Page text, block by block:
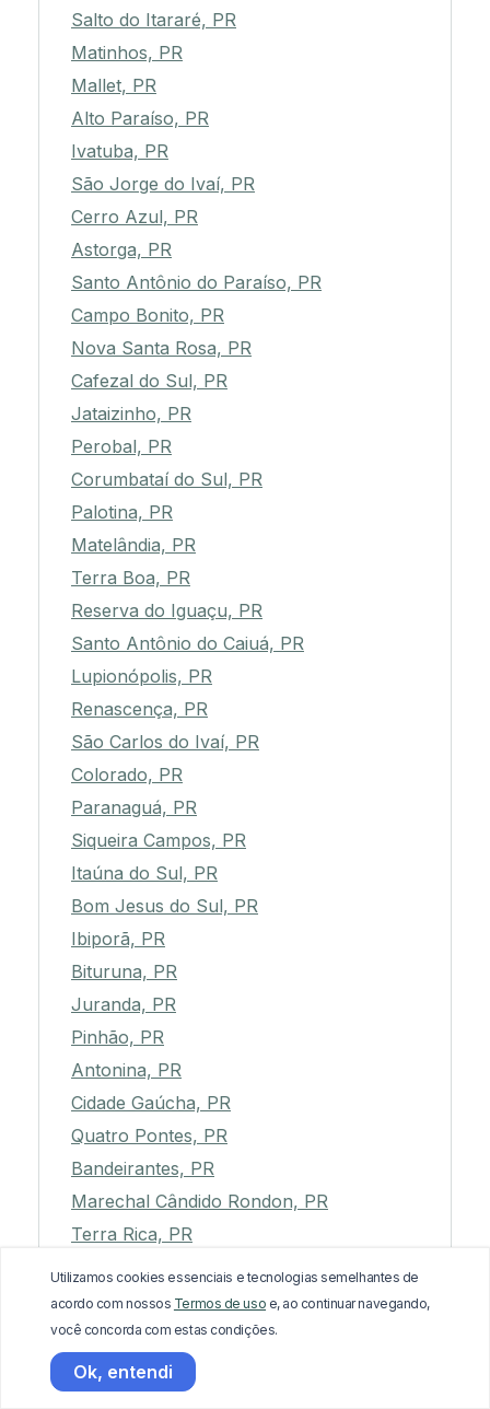
Salto do Itararé, PR
Matinhos, PR
Mallet, PR
Alto Paraíso, PR
Ivatuba, PR
São Jorge do Ivaí, PR
Cerro Azul, PR
Astorga, PR
Santo Antônio do Paraíso, PR
Campo Bonito, PR
Nova Santa Rosa, PR
Cafezal do Sul, PR
Jataizinho, PR
Perobal, PR
Corumbataí do Sul, PR
Palotina, PR
Matelândia, PR
Terra Boa, PR
Reserva do Iguaçu, PR
Santo Antônio do Caiuá, PR
Lupionópolis, PR
Renascença, PR
São Carlos do Ivaí, PR
Colorado, PR
Paranaguá, PR
Siqueira Campos, PR
Itaúna do Sul, PR
Bom Jesus do Sul, PR
Ibiporã, PR
Bituruna, PR
Juranda, PR
Pinhão, PR
Antonina, PR
Cidade Gaúcha, PR
Quatro Pontes, PR
Bandeirantes, PR
Marechal Cândido Rondon, PR
Terra Rica, PR
Guaraqueçaba, PR
Kaloré, PR
Nova Londrina, PR
Enéas Marques, PR
Piraí do Sul, PR
Utilizamos cookies essenciais e tecnologias semelhantes de
acordo com nossos Termos de uso e, ao continuar navegando,
você concorda com estas condições.
Ok, entendi